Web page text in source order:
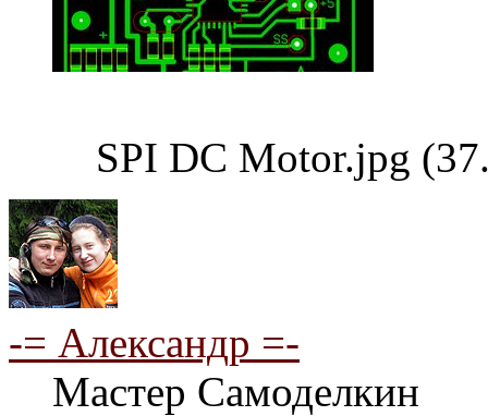
SPI DC Motor.jpg
-= Александр =-
Мастер Самоделкин